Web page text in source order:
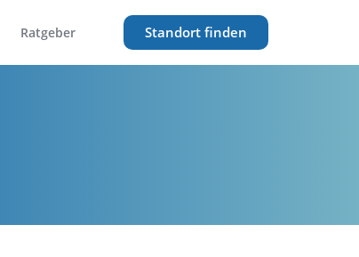
Ratgeber Standort finden